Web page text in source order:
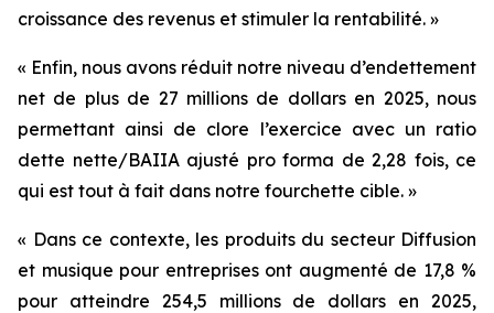
croissance des revenus et stimuler la rentabilité. »
« Enfin, nous avons réduit notre niveau d’endettement
net de plus de 27 millions de dollars en 2025, nous
permettant ainsi de clore l’exercice avec un ratio
dette nette/BAIIA ajusté pro forma de 2,28 fois, ce
qui est tout à fait dans notre fourchette cible. »
« Dans ce contexte, les produits du secteur Diffusion
et musique pour entreprises ont augmenté de 17,8 %
pour atteindre 254,5 millions de dollars en 2025,